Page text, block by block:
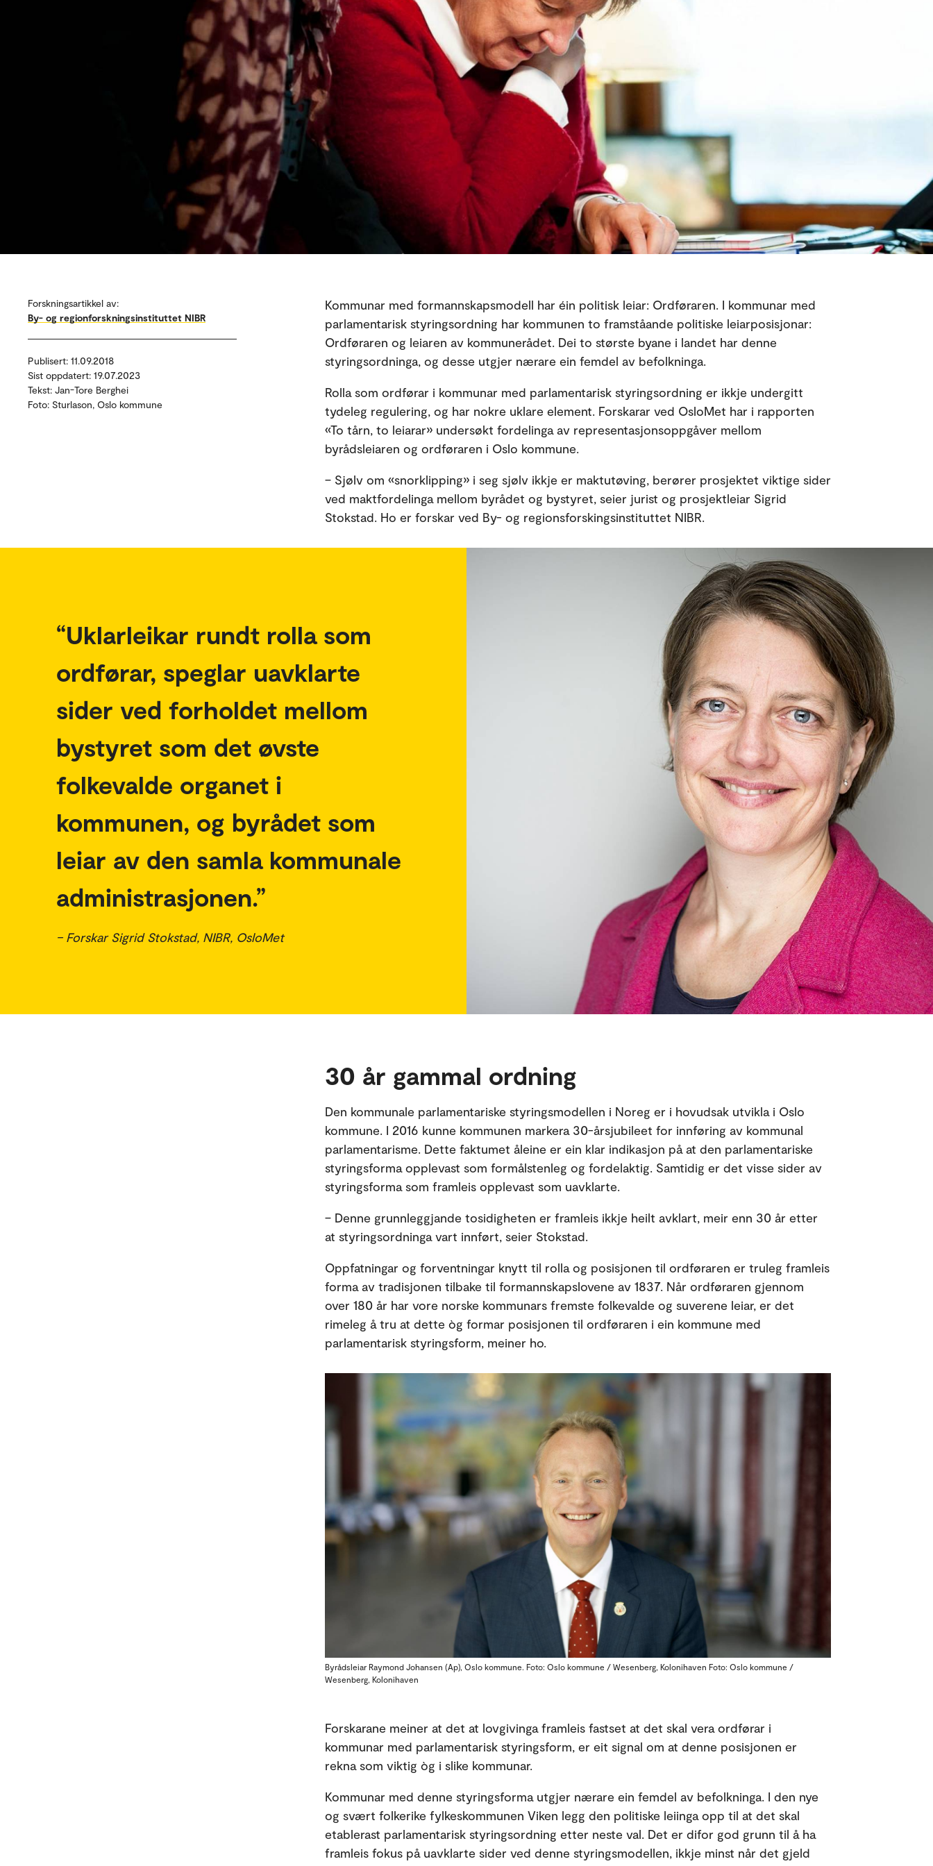
Forskningsartikkel av:
By- og regionforskningsinstituttet NIBR
Publisert: 11.09.2018
Sist oppdatert: 19.07.2023
Tekst: Jan-Tore Berghei
Foto: Sturlason, Oslo kommune
Kommunar med formannskapsmodell har éin politisk leiar: Ordføraren. I kommunar med
parlamentarisk styringsordning har kommunen to framståande politiske leiarposisjonar:
Ordføraren og leiaren av kommunerådet. Dei to største byane i landet har denne
styringsordninga, og desse utgjer nærare ein femdel av befolkninga.
Rolla som ordførar i kommunar med parlamentarisk styringsordning er ikkje undergitt
tydeleg regulering, og har nokre uklare element. Forskarar ved OsloMet har i rapporten
«To tårn, to leiarar» undersøkt fordelinga av representasjonsoppgåver mellom
byrådsleiaren og ordføraren i Oslo kommune.
– Sjølv om «snorklipping» i seg sjølv ikkje er maktutøving, berører prosjektet viktige sider
ved maktfordelinga mellom byrådet og bystyret, seier jurist og prosjektleiar Sigrid
Stokstad. Ho er forskar ved By- og regionsforskingsinstituttet NIBR.
Uklarleikar rundt rolla som
ordførar, speglar uavklarte
sider ved forholdet mellom
bystyret som det øvste
folkevalde organet i
kommunen, og byrådet som
leiar av den samla kommunale
administrasjonen.
– Forskar Sigrid Stokstad, NIBR, OsloMet
30 år gammal ordning
Den kommunale parlamentariske styringsmodellen i Noreg er i hovudsak utvikla i Oslo
kommune. I 2016 kunne kommunen markera 30-årsjubileet for innføring av kommunal
parlamentarisme. Dette faktumet åleine er ein klar indikasjon på at den parlamentariske
styringsforma opplevast som formålstenleg og fordelaktig. Samtidig er det visse sider av
styringsforma som framleis opplevast som uavklarte.
– Denne grunnleggjande tosidigheten er framleis ikkje heilt avklart, meir enn 30 år etter
at styringsordninga vart innført, seier Stokstad.
Oppfatningar og forventningar knytt til rolla og posisjonen til ordføraren er truleg framleis
forma av tradisjonen tilbake til formannskapslovene av 1837. Når ordføraren gjennom
over 180 år har vore norske kommunars fremste folkevalde og suverene leiar, er det
rimeleg å tru at dette òg formar posisjonen til ordføraren i ein kommune med
parlamentarisk styringsform, meiner ho.
Byrådsleiar Raymond Johansen (Ap), Oslo kommune. Foto: Oslo kommune / Wesenberg, Kolonihaven Foto: Oslo kommune /
Wesenberg, Kolonihaven
Forskarane meiner at det at lovgivinga framleis fastset at det skal vera ordførar i
kommunar med parlamentarisk styringsform, er eit signal om at denne posisjonen er
rekna som viktig òg i slike kommunar.
Kommunar med denne styringsforma utgjer nærare ein femdel av befolkninga. I den nye
og svært folkerike fylkeskommunen Viken legg den politiske leiinga opp til at det skal
etablerast parlamentarisk styringsordning etter neste val. Det er difor god grunn til å ha
framleis fokus på uavklarte sider ved denne styringsmodellen, ikkje minst når det gjeld